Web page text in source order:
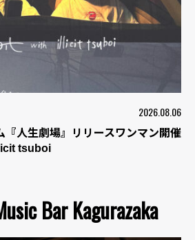
2026.08.06
『人生劇場』リリースワンマン開催
tsuboi
Bar Kagurazaka